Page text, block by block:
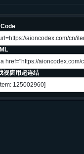
视窗用超连结